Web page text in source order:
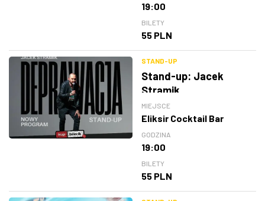
19:00
BILETY
55 PLN
STAND-UP
Stand-up: Jacek
Stramik
MIEJSCE
Eliksir Cocktail Bar
GODZINA
19:00
BILETY
55 PLN